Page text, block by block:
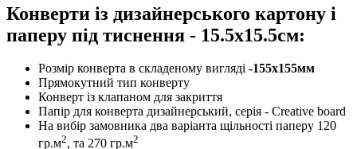
Конверти із дизайнерського картону і
паперу під тиснення - 15.5х15.5см:
Розмір конверта в складеному вигляді -155х155мм
Прямокутний тип конверту
Конверт із клапаном для закриття
Папір для конверта дизайнерський, серія - Creative board
На вибір замовника два варіанта щільності паперу 120
гр.м2, та 270 гр.м2